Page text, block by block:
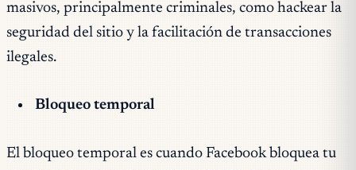
masivos, principalmente criminales, como hackear la
seguridad del sitio y la facilitación de transacciones
ilegales.
Bloqueo temporal
El bloqueo temporal es cuando Facebook bloquea tu